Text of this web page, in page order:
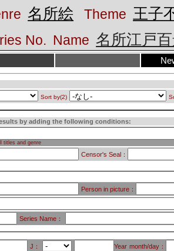
名所絵 Theme 王子
No. Name 名所江戸
Sort by(2)
by adding the following conditions:
titles and genre
Censor's Seal：
Person in picture：
Series Name：
J： Year month/day：